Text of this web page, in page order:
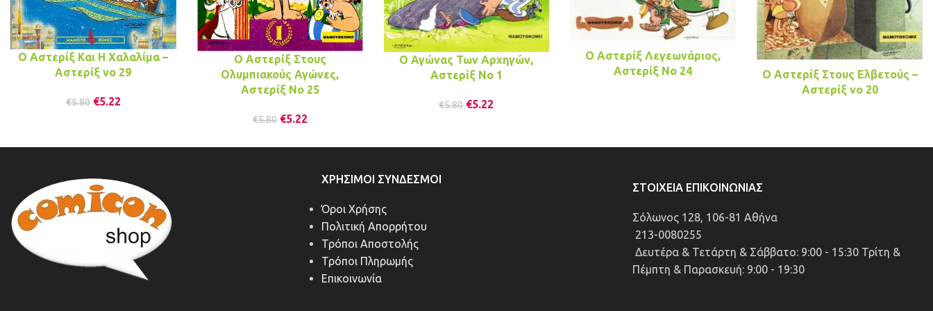
Ο Αστερίξ Και Η Χαλαλίμα –
Αστερίξ νo 29
€5.80 €5.22
Ο Αστερίξ Στους
Ολυμπιακούς Αγώνες,
Αστερίξ Νο 25
€5.80 €5.22
Ο Αγώνας Των Αρχηγών,
Αστερίξ No 1
€5.80 €5.22
Ο Αστερίξ Λεγεωνάριος,
Αστερίξ No 24
Ο Αστερίξ Στους Ελβετούς –
Αστερίξ νo 20
ΧΡΉΣΙΜΟΙ ΣΎΝΔΕΣΜΟΙ
Όροι Χρήσης
Πολιτική Απορρήτου
Τρόποι Αποστολής
Τρόποι Πληρωμής
Επικοινωνία
ΣΤΟΙΧΕΊΑ ΕΠΙΚΟΙΝΩΝΊΑΣ
Σόλωνος 128, 106-81 Αθήνα
213-0080255
Δευτέρα & Τετάρτη & Σάββατο: 9:00 - 15:30 Τρίτη &
Πέμπτη & Παρασκευή: 9:00 - 19:30